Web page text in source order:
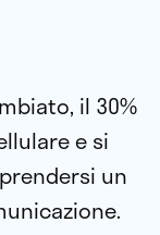
il 30%
e si
un